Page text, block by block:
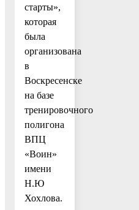
старты»,
которая
была
организована
в
Воскресенске
на базе
тренировочного
полигона
ВПЦ
«Воин»
имени
Н.Ю
Хохлова.